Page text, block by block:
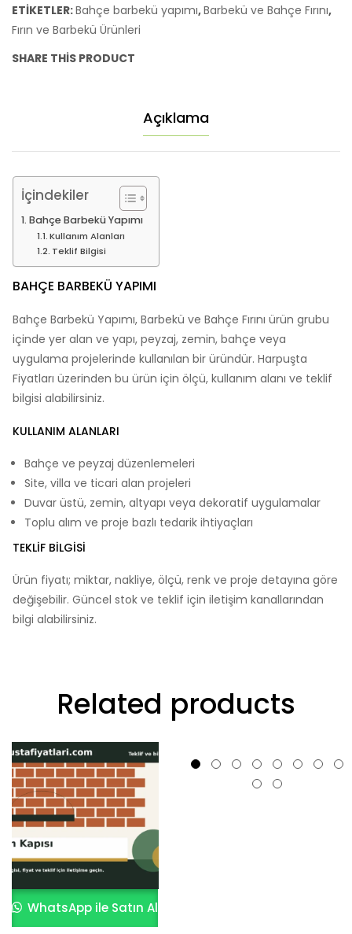
ETIKETLER:Bahçe barbekü yapımı,Barbekü ve Bahçe Fırını,
Fırın ve Barbekü Ürünleri
SHARE THIS PRODUCT
Açıklama
İçindekiler
Bahçe Barbekü Yapımı
Kullanım Alanları
Teklif Bilgisi
BAHÇE BARBEKÜ YAPIMI
Bahçe Barbekü Yapımı, Barbekü ve Bahçe Fırını ürün grubu
içinde yer alan ve yapı, peyzaj, zemin, bahçe veya
uygulama projelerinde kullanılan bir üründür. Harpuşta
Fiyatları üzerinden bu ürün için ölçü, kullanım alanı ve teklif
bilgisi alabilirsiniz.
KULLANIM ALANLARI
Bahçe ve peyzaj düzenlemeleri
Site, villa ve ticari alan projeleri
Duvar üstü, zemin, altyapı veya dekoratif uygulamalar
Toplu alım ve proje bazlı tedarik ihtiyaçları
TEKLIF BILGISI
Ürün fiyatı; miktar, nakliye, ölçü, renk ve proje detayına göre
değişebilir. Güncel stok ve teklif için iletişim kanallarından
bilgi alabilirsiniz.
Related products
WhatsApp ile Satın Al